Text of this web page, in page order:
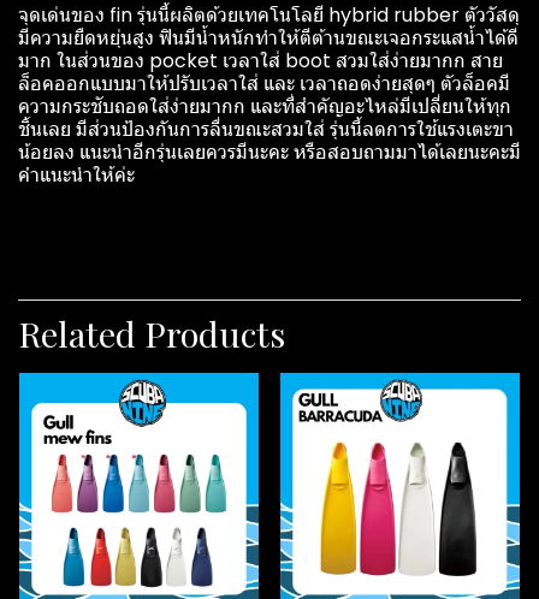
️จุดเด่นของ fin รุ่นนี้ผลิตด้วยเทคโนโลยี hybrid rubber ตัววัสดุ
มีความยืดหยุ่นสูง ฟินมีน้ำหนักทำให้ตีต้านขณะเจอกระแสน้ำได้ดี
มาก ในส่วนของ pocket เวลาใส่ boot สวมใส่ง่ายมากก สาย
ล็อคออกแบบมาให้ปรับเวลาใส่ และ เวลาถอดง่ายสุดๆ ตัวล็อคมี
ความกระชับถอดใส่ง่ายมากก และที่สำคัญอะไหล่มีเปลี่ยนให้ทุก
ชิ้นเลย มีส่วนป้องกันการลื่นขณะสวมใส่ รุ่นนี้ลดการใช้แรงเตะขา
น้อยลง แนะนำอีกรุ่นเลยควรมีนะคะ หรือสอบถามมาได้เลยนะคะมี
คำแนะนำให้ค่ะ
Related Products